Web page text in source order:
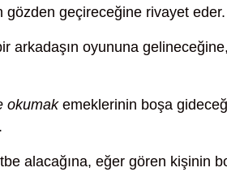
gözden geçireceğine rivayet eder.
arkadaşın oyununa
okumakemeklerinin boşa
alacağına, eğer gören kişinin